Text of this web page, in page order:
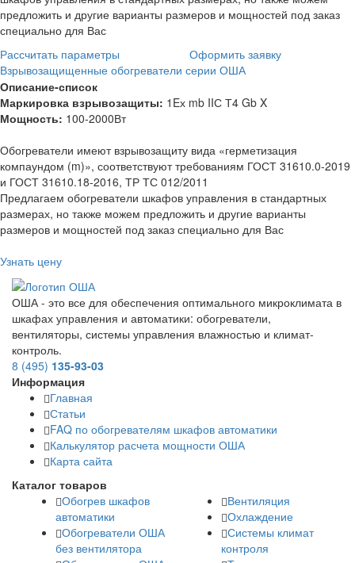
предложить и другие варианты размеров и мощностей под заказ
специально для Вас
Рассчитать параметры
Оформить заявку
Взрывозащищенные обогреватели серии ОША
Описание-список
Маркировка взрывозащиты: 1Eх mb IIС Т4 Gb X
Мощность: 100-2000Вт
Обогреватели имеют взрывозащиту вида «герметизация
компаундом (m)», соответствуют требованиям ГОСТ 31610.0-2019
и ГОСТ 31610.18-2016, ТР ТС 012/2011
Предлагаем обогреватели шкафов управления в стандартных
размерах, но также можем предложить и другие варианты
размеров и мощностей под заказ специально для Вас
Узнать цену
ОША - это все для обеспечения оптимального микроклимата в
шкафах управления и автоматики: обогреватели,
вентиляторы, системы управления влажностью и климат-
контроль.
8 (495) 135-93-03
Информация
Главная
Статьи
FAQ по обогревателям шкафов автоматики
Калькулятор расчета мощности ОША
Карта сайта
Каталог товаров
Обогрев шкафов
автоматики
Обогреватели ОША
без вентилятора
Вентиляция
Охлаждение
Системы климат
контроля